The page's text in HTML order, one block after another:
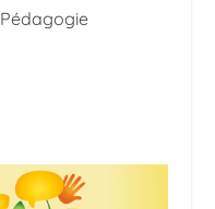
Pédagogie